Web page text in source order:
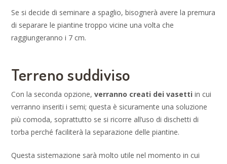
Se si decide di seminare a spaglio, bisognerà avere la premura
di separare le piantine troppo vicine una volta che
raggiungeranno i 7 cm.
Terreno suddiviso
Con la seconda opzione,verranno creati dei vasetti in cui
verranno inseriti i semi; questa è sicuramente una soluzione
più comoda, soprattutto se si ricorre all’uso di dischetti di
torba perché faciliterà la separazione delle piantine.
Questa sistemazione sarà molto utile nel momento in cui